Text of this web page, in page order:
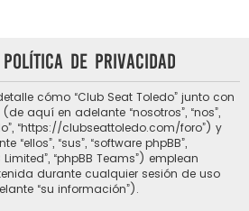
Política de privacidad
cómo “Club Seat Toledo” junto con
aquí en adelante “nosotros”, “nos”,
“https://clubseattoledo.com/foro”) y
“sus”, “software phpBB”,
Limited”, “phpBB Teams”) emplean
durante cualquier sesión de uso
“su información”).